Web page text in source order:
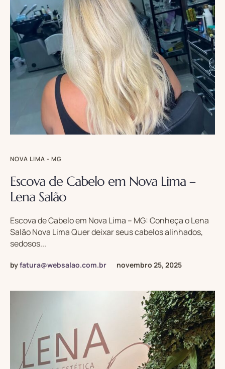
NOVA LIMA - MG
Escova de Cabelo em Nova Lima –
Lena Salão
Escova de Cabelo em Nova Lima – MG: Conheça o Lena
Salão Nova Lima Quer deixar seus cabelos alinhados,
sedosos...
byfatura@websalao.com.br novembro 25, 2025